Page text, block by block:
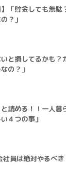
】「貯金しても無
？」
いと損してるかも？
の？」
と読める！！一人暮
４つの事」
社員は絶対やるべ